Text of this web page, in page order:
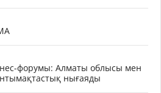
форумы: Алматы облысы мен
нығаяды